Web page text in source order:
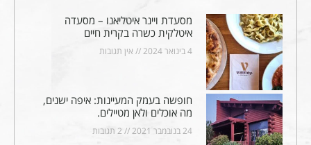
מסעדת ויינר איטליאנו – מסעדה
איטלקית כשרה בקרית חיים
4 בינואר 2024 אין תגובות
חופשה בעמק המעיינות: איפה ישנים,
מה אוכלים ולאן מטיילים.
24 בנובמבר 2021 2 תגובות